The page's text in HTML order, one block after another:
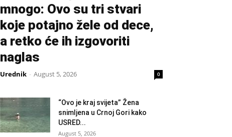
mnogo: Ovo su tri stvari
koje potajno žele od dece,
a retko će ih izgovoriti
naglas
Urednik - August 5, 2026 0
“Ovo je kraj svijeta” Žena
snimljena u Crnoj Gori kako
USRED...
August 5, 2026